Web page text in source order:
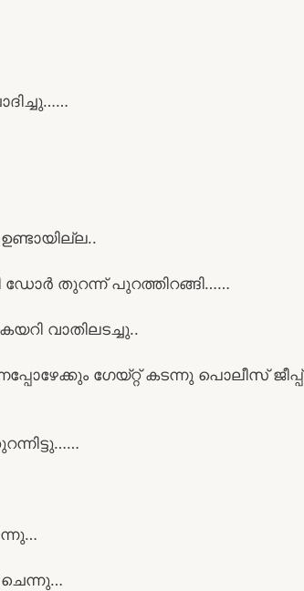
ഡോർ തുറന്ന് പുറത്തിറങ്ങി……
വാതിലടച്ചു..
ഗേയ്റ്റ് കടന്നു പൊലീസ് ജീപ്പ്
ചെന്നു…